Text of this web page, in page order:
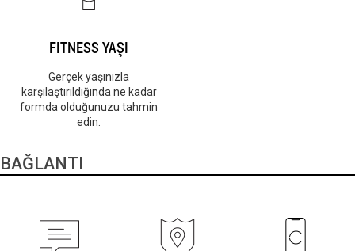
FITNESS YAŞI
Gerçek yaşınızla
karşılaştırıldığında ne kadar
formda olduğunuzu tahmin
edin.
BAĞLANTI